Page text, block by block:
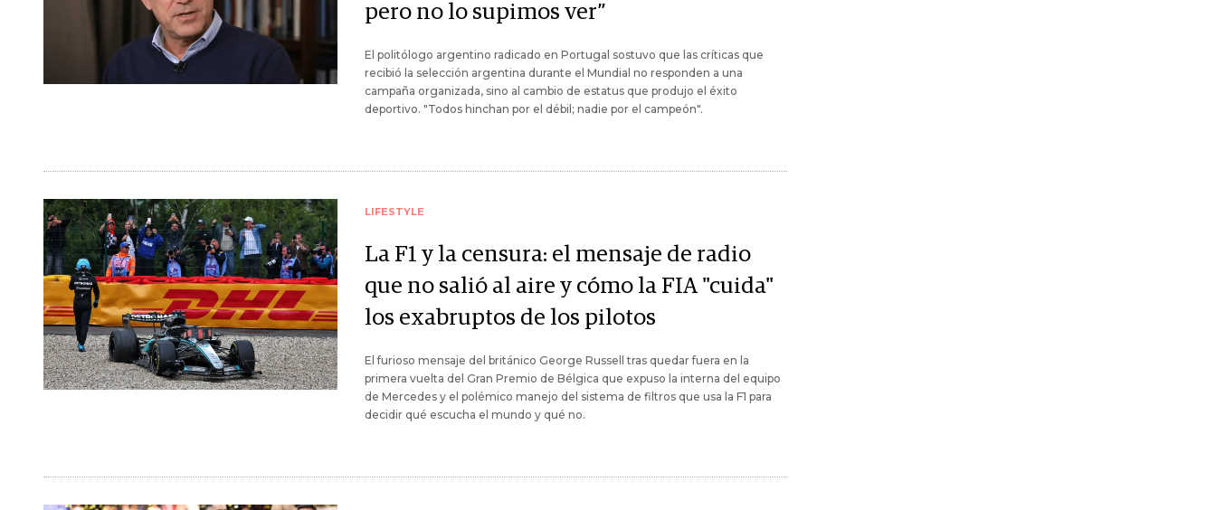
pero no lo supimos ver”
El politólogo argentino radicado en Portugal sostuvo que las críticas que
recibió la selección argentina durante el Mundial no responden a una
campaña organizada, sino al cambio de estatus que produjo el éxito
deportivo. "Todos hinchan por el débil; nadie por el campeón".
LIFESTYLE
La F1 y la censura: el mensaje de radio
que no salió al aire y cómo la FIA "cuida"
los exabruptos de los pilotos
El furioso mensaje del británico George Russell tras quedar fuera en la
primera vuelta del Gran Premio de Bélgica que expuso la interna del equipo
de Mercedes y el polémico manejo del sistema de filtros que usa la F1 para
decidir qué escucha el mundo y qué no.